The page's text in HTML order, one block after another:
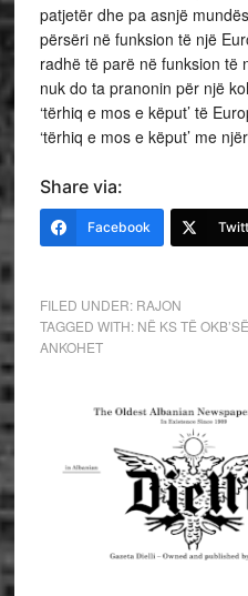
patjetër dhe pa asnjë
përsëri në funksion të një
radhë të parë në funksion të
nuk do ta pranonin për një
‘tërhiq e mos e këput’ të
‘tërhiq e mos e këput’ me
Share via:
Facebook
FILED UNDER: RAJON
TAGGED WITH: NË KS TË OKB’SË
ANKOHET